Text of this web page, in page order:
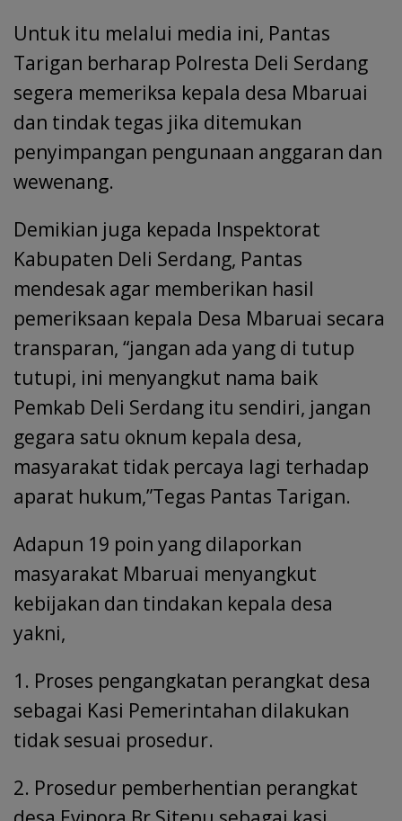
Untuk itu melalui media ini, Pantas
Tarigan berharap Polresta Deli Serdang
segera memeriksa kepala desa Mbaruai
dan tindak tegas jika ditemukan
penyimpangan pengunaan anggaran dan
wewenang.
Demikian juga kepada Inspektorat
Kabupaten Deli Serdang, Pantas
mendesak agar memberikan hasil
pemeriksaan kepala Desa Mbaruai secara
transparan, “jangan ada yang di tutup
tutupi, ini menyangkut nama baik
Pemkab Deli Serdang itu sendiri, jangan
gegara satu oknum kepala desa,
masyarakat tidak percaya lagi terhadap
aparat hukum,”Tegas Pantas Tarigan.
Adapun 19 poin yang dilaporkan
masyarakat Mbaruai menyangkut
kebijakan dan tindakan kepala desa
yakni,
1. Proses pengangkatan perangkat desa
sebagai Kasi Pemerintahan dilakukan
tidak sesuai prosedur.
2. Prosedur pemberhentian perangkat